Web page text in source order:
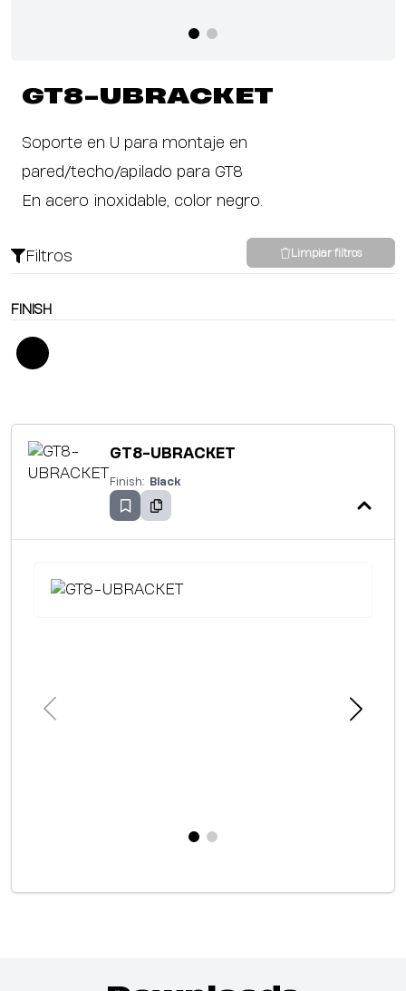
GT8-UBRACKET
Soporte en U para montaje en
pared/techo/apilado para GT8
En acero inoxidable, color negro.
Filtros Limpiar filtros
FINISH
GT8-UBRACKET
Finish: Black